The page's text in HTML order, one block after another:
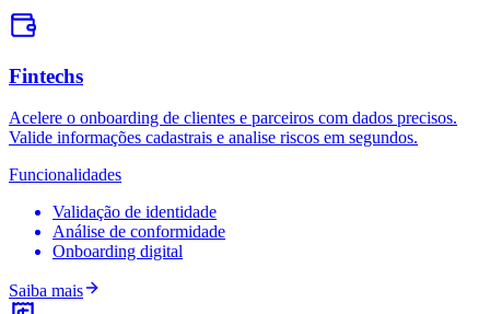
Fintechs
Acelere o onboarding de clientes e parceiros com dados precisos.
Valide informações cadastrais e analise riscos em segundos.
Funcionalidades
Validação de identidade
Análise de conformidade
Onboarding digital
Saiba mais